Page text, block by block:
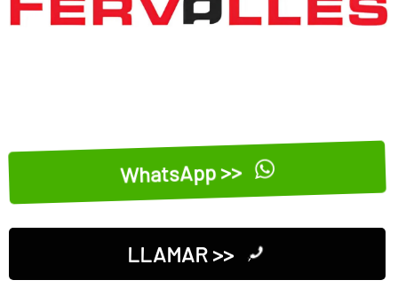
WhatsApp >>
LLAMAR >>